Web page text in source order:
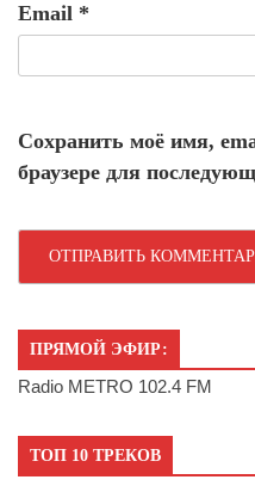
Email *
Сохранить моё имя,
браузере для
ПРЯМОЙ ЭФИР:
Radio METRO 102.4 FM
ТОП 10 ТРЕКОВ